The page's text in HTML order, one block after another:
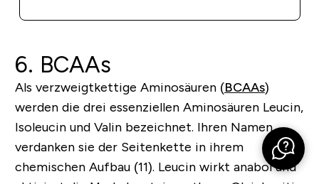
6. BCAAs
Als verzweigtkettige Aminosäuren (BCAAs)
werden die drei essenziellen Aminosäuren Leucin,
Isoleucin und Valin bezeichnet. Ihren Namen
verdanken sie der Seitenkette in ihrem
chemischen Aufbau (11). Leucin wirkt anabol und